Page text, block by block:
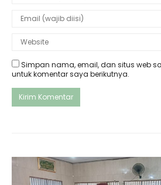
Simpan nama, email, dan situs web
untuk komentar saya berikutnya.